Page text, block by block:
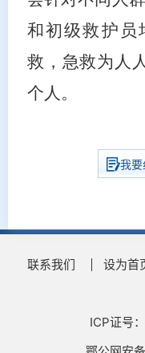
和初级救护员
救，急救为人
个人 。
我要
联系我们 设为首
ICP证号